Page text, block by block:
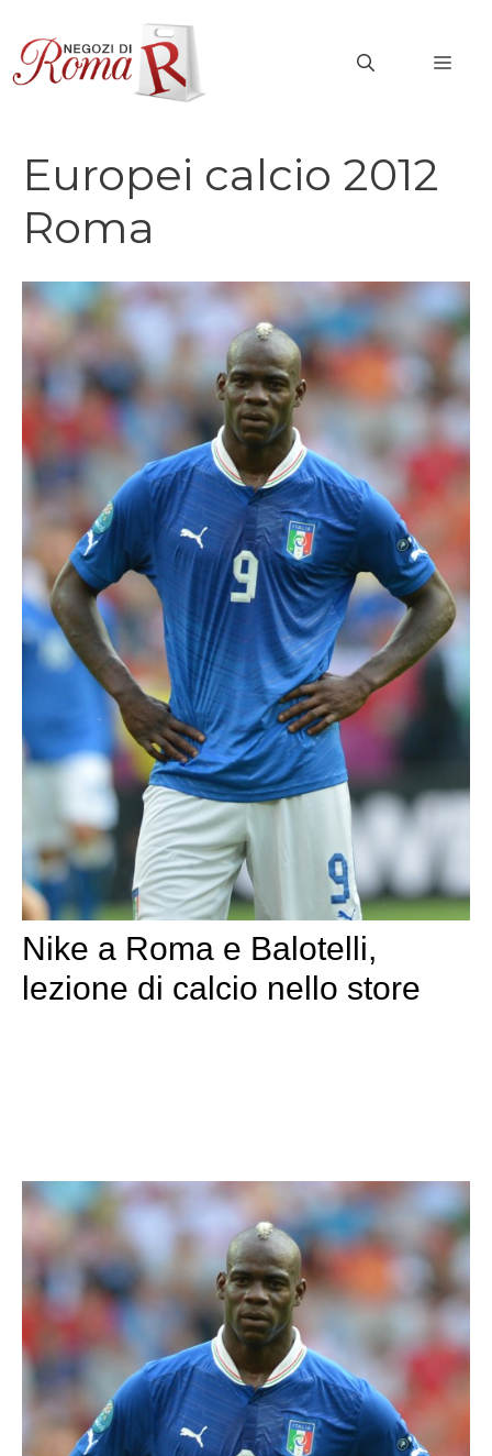
contenuto
Europei calcio 2012
Roma
Nike a Roma e Balotelli,
lezione di calcio nello store